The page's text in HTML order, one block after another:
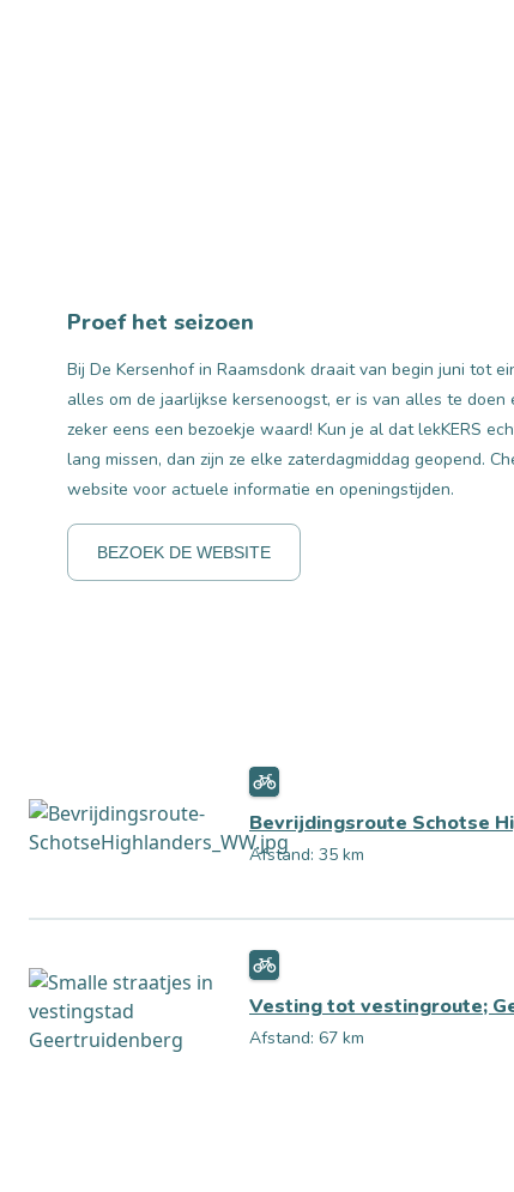
Proef het seizoen
Bij De Kersenhof in Raamsdonk draait van begin juni tot
alles om de jaarlijkse kersenoogst, er is van alles te doen
zeker eens een bezoekje waard! Kun je al dat lekKERS
lang missen, dan zijn ze elke zaterdagmiddag geopend.
website voor actuele informatie en openingstijden.
BEZOEK DE WEBSITE
Bevrijdingsroute Schotse
Afstand: 35 km
Vesting tot vestingroute;
Afstand: 67 km